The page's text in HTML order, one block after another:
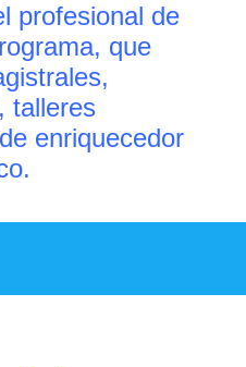
profesional de
que
talleres
enriquecedor